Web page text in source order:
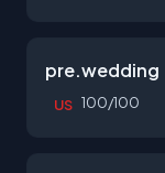
pre.wedding
US 100/100